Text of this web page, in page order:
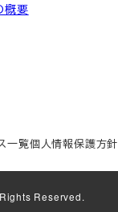
概要
一覧個人情報保護方針
Reserved.